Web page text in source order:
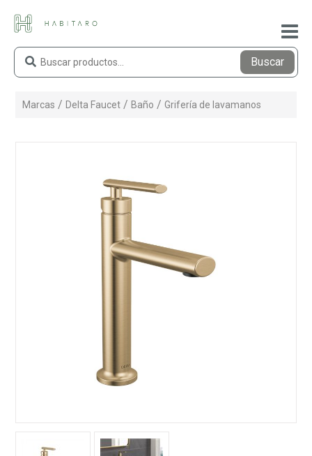
Buscar
Marcas Delta Faucet Baño Grifería de lavamanos